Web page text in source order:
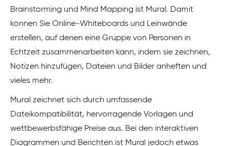
Brainstorming und Mind Mapping ist Mural. Damit
können Sie Online-Whiteboards und Leinwände
erstellen, auf denen eine Gruppe von Personen in
Echtzeit zusammenarbeiten kann, indem sie zeichnen,
Notizen hinzufügen, Dateien und Bilder anheften und
vieles mehr.
Mural zeichnet sich durch umfassende
Dateikompatibilität, hervorragende Vorlagen und
wettbewerbsfähige Preise aus. Bei den interaktiven
Diagrammen und Berichten ist Mural jedoch etwas